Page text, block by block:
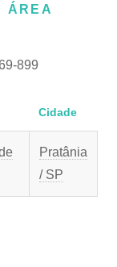
ÁREA
899
Cidade
Pratânia
/ SP